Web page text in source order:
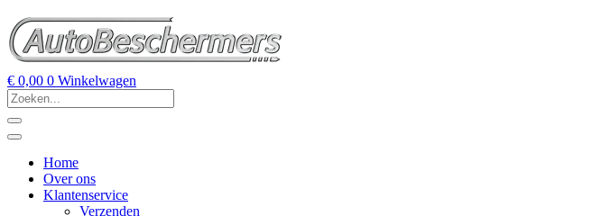
€ 0,00 0 Winkelwagen
Home
Over ons
Klantenservice
Verzenden